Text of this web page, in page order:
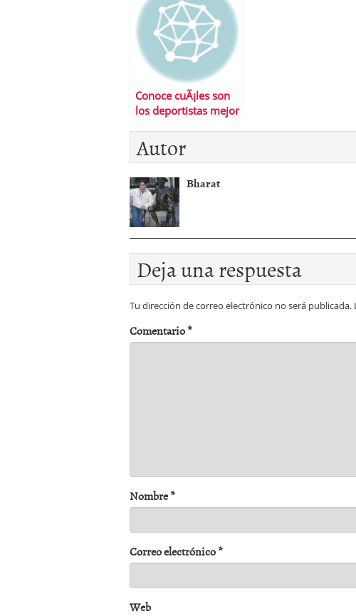
Conoce cuÃ¡les son
los deportistas mejor
Autor
Bharat
Deja una respuesta
Tu dirección de correo electrónico no será publicada.
Comentario*
Nombre*
Correo electrónico*
Web